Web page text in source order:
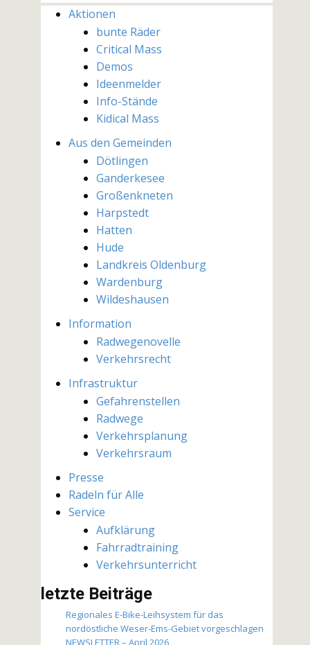
Aktionen
bunte Räder
Critical Mass
Demos
Ideenmelder
Info-Stände
Kidical Mass
Aus den Gemeinden
Dötlingen
Ganderkesee
Großenkneten
Harpstedt
Hatten
Hude
Landkreis Oldenburg
Wardenburg
Wildeshausen
Information
Radwegenovelle
Verkehrsrecht
Infrastruktur
Gefahrenstellen
Radwege
Verkehrsplanung
Verkehrsraum
Presse
Radeln für Alle
Service
Aufklärung
Fahrradtraining
Verkehrsunterricht
letzte Beiträge
Regionales E-Bike-Leihsystem für das
nordöstliche Weser-Ems-Gebiet vorgeschlagen
NEWSLETTER – April 2026